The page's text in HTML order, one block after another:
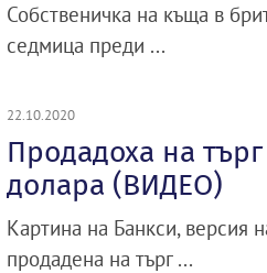
Собственичка на къща в
седмица преди ...
22.10.2020
Продадоха на
долара (ВИДЕО)
Картина на Банкси, версия
продадена на търг ...